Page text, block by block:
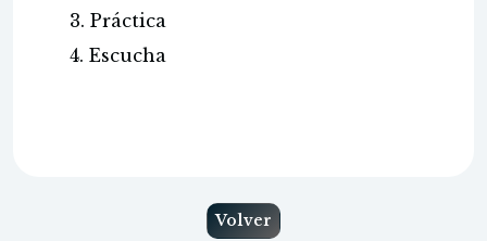
3. Práctica
4. Escucha
Volver